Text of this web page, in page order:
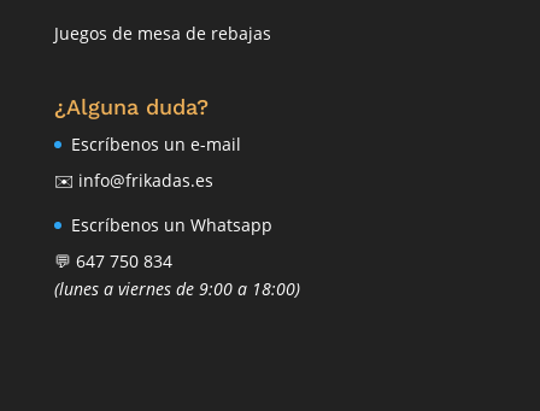
Juegos de mesa de rebajas
¿Alguna duda?
Escríbenos un e-mail
✉️ info@frikadas.es
Escríbenos un Whatsapp
💬 647 750 834
(lunes a viernes de 9:00 a 18:00)